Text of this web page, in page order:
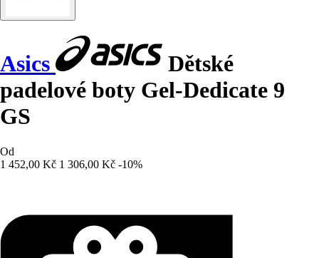
Asics
Dětské
padelové boty Gel-Dedicate 9
GS
Od
1 452,00 Kč 1 306,00 Kč -10%